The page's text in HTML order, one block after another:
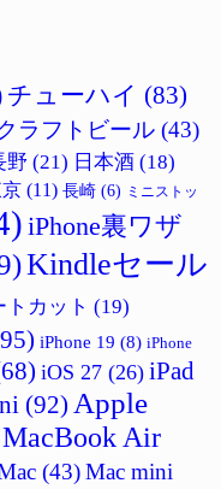
チューハイ (83)
ラフトビール (43)
野 (21) 日本酒 (18)
(11) 長崎 (6) ミニストッ
iPhone裏ワザ
Kindleセール
トカット (19)
iPhone 19 (8) iPhone
iOS 27 (26) iPad
(92) Apple
MacBook Air
(43)Mac mini